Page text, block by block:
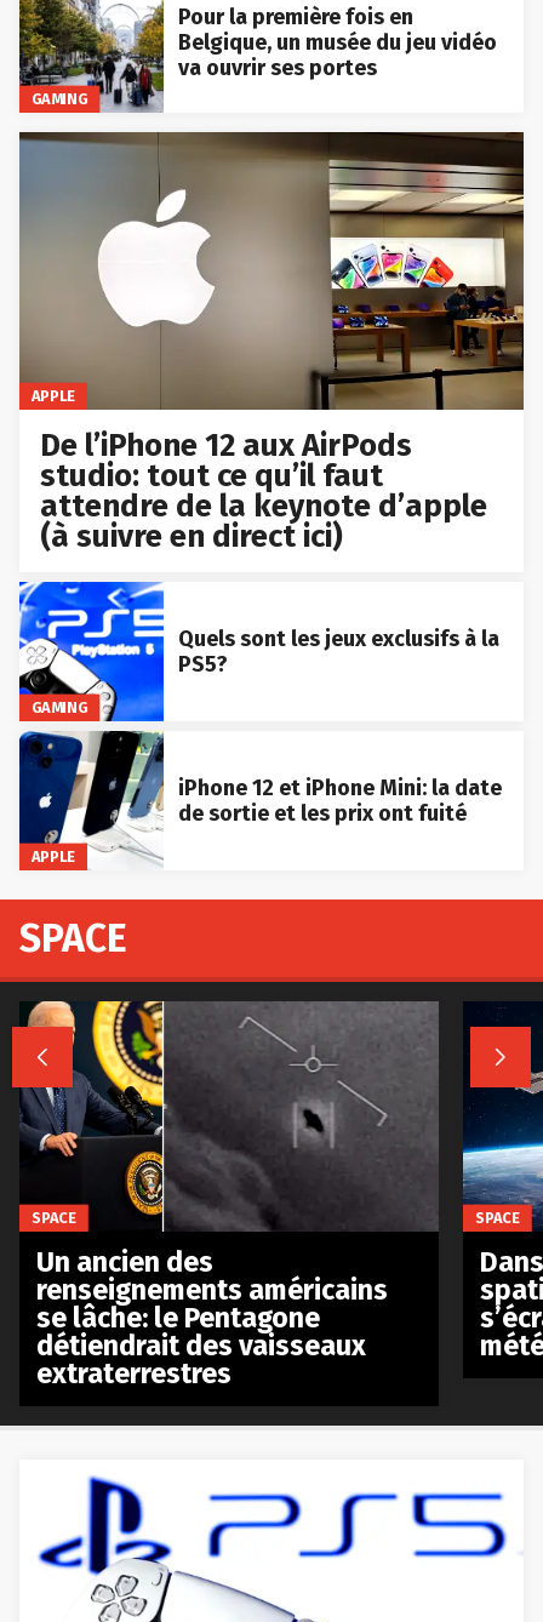
GAMING
Pour la première fois en
Belgique, un musée du jeu vidéo
va ouvrir ses portes
APPLE
De l’iPhone 12 aux AirPods
studio: tout ce qu’il faut
attendre de la keynote d’apple
(à suivre en direct ici)
GAMING
Quels sont les jeux exclusifs à la
PS5?
APPLE
iPhone 12 et iPhone Mini: la date
de sortie et les prix ont fuité
SPACE
 
SPACE
Un ancien des
renseignements américains
se lâche: le Pentagone
détiendrait des vaisseaux
extraterrestres
SPACE